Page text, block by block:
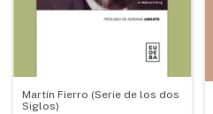
Martín Fierro (Serie de los dos
Siglos)